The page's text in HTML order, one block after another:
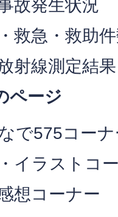
故発生状況
救急・救助
射線測定結果
ページ
で575コー
イラストコ
想コーナー